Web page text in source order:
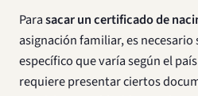
Parasacar un certificado de
asignación familiar, es
específico que varía según el
requiere presentar ciertos